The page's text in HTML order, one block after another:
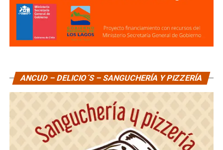
ANCUD – DELICIO´S – SANGUCHERÍA Y PIZZERÍA